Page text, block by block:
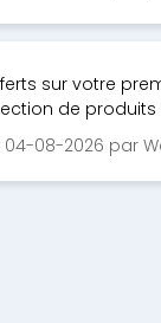
sur votre
de produits
04-08-2026 par